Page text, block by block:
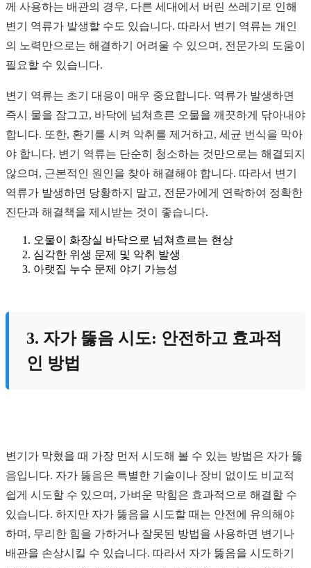
께 사용하는 배관의 경우, 다른 세대에서 버린 쓰레기로 인해
변기 역류가 발생할 수도 있습니다. 따라서 변기 역류는 개인
의 노력만으로는 해결하기 어려울 수 있으며, 전문가의 도움이
필요할 수 있습니다.
변기 역류는 초기 대응이 매우 중요합니다. 역류가 발생하면
즉시 물을 잠그고, 바닥에 넘쳐흐른 오물을 깨끗하게 닦아내야
합니다. 또한, 환기를 시켜 악취를 제거하고, 세균 번식을 막아
야 합니다. 변기 역류는 단순히 청소하는 것만으로는 해결되지
않으며, 근본적인 원인을 찾아 해결해야 합니다. 따라서 변기
역류가 발생하면 당황하지 말고, 전문가에게 연락하여 정확한
진단과 해결책을 제시받는 것이 좋습니다.
오물이 화장실 바닥으로 넘쳐흐르는 현상
심각한 위생 문제 및 악취 발생
아랫집 누수 문제 야기 가능성
3. 자가 뚫음 시도: 안전하고 효과적
인 방법
변기가 막혔을 때 가장 먼저 시도해 볼 수 있는 방법은 자가 뚫
음입니다. 자가 뚫음은 특별한 기술이나 장비 없이도 비교적
쉽게 시도할 수 있으며, 가벼운 막힘은 효과적으로 해결할 수
있습니다. 하지만 자가 뚫음을 시도할 때는 안전에 유의해야
하며, 무리한 힘을 가하거나 잘못된 방법을 사용하면 변기나
배관을 손상시킬 수 있습니다. 따라서 자가 뚫음을 시도하기